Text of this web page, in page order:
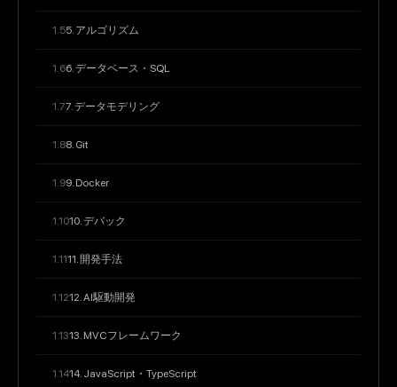
5. アルゴリズム
6. データベース・SQL
7. データモデリング
8. Git
9. Docker
10. デバック
11. 開発手法
12. AI駆動開発
13. MVCフレームワーク
14. JavaScript・TypeScript